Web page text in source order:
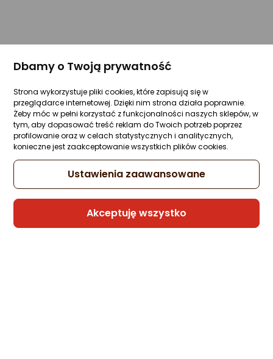
Dbamy o Twoją prywatność
Strona wykorzystuje pliki cookies, które zapisują się w
przeglądarce internetowej. Dzięki nim strona działa poprawnie.
Żeby móc w pełni korzystać z funkcjonalności naszych sklepów, w
tym, aby dopasować treść reklam do Twoich potrzeb poprzez
profilowanie oraz w celach statystycznych i analitycznych,
konieczne jest zaakceptowanie wszystkich plików cookies.
Ustawienia zaawansowane
Akceptuję wszystko